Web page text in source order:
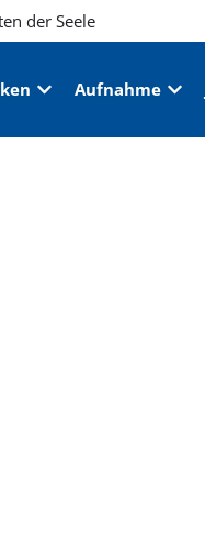
der Seele
Aufnahme